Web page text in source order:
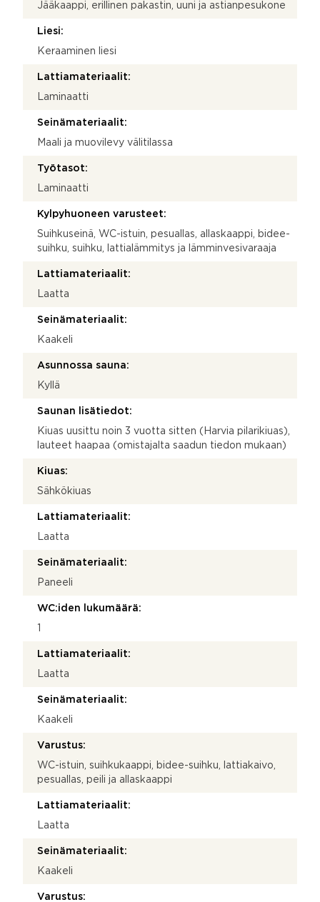
Jääkaappi, erillinen pakastin, uuni ja astianpesukone
Liesi:
Keraaminen liesi
Lattiamateriaalit:
Laminaatti
Seinämateriaalit:
Maali ja muovilevy välitilassa
Työtasot:
Laminaatti
Kylpyhuoneen varusteet:
Suihkuseinä, WC-istuin, pesuallas, allaskaappi, bidee-
suihku, suihku, lattialämmitys ja lämminvesivaraaja
Lattiamateriaalit:
Laatta
Seinämateriaalit:
Kaakeli
Asunnossa sauna:
Kyllä
Saunan lisätiedot:
Kiuas uusittu noin 3 vuotta sitten (Harvia pilarikiuas),
lauteet haapaa (omistajalta saadun tiedon mukaan)
Kiuas:
Sähkökiuas
Lattiamateriaalit:
Laatta
Seinämateriaalit:
Paneeli
WC:iden lukumäärä:
Lattiamateriaalit:
Laatta
Seinämateriaalit:
Kaakeli
Varustus:
WC-istuin, suihkukaappi, bidee-suihku, lattiakaivo,
pesuallas, peili ja allaskaappi
Lattiamateriaalit:
Laatta
Seinämateriaalit:
Kaakeli
Varustus: